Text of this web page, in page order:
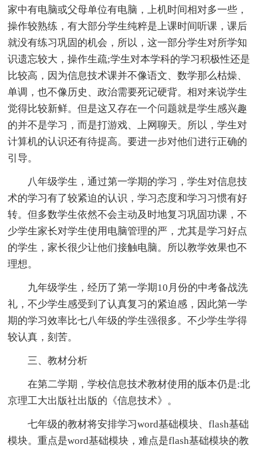
家中有电脑或父母单位有电脑，上机时间相对多一些，
操作较熟练，有大部分学生纯粹是上课时间听课，课后
就没有练习巩固的机会，所以，这一部分学生对所学知
识遗忘较大，操作生疏;学生对本学科的学习积极性还是
比较高，因为信息技术课并不像语文、数学那么枯燥、
单调，也不像历史、政治需要死记硬背。相对来说学生
觉得比较新鲜。但是这又存在一个问题就是学生感兴趣
的并不是学习，而是打游戏、上网聊天。所以，学生对
计算机的认识还有待提高。要进一步对他们进行正确的
引导。
八年级学生，通过第一学期的学习，学生对信息技
术的学习有了较紧迫的认识，学习态度和学习习惯有好
转。但多数学生依然不会主动及时地复习巩固功课，不
少学生家长对学生使用电脑管理的严，尤其是学习好点
的学生，家长很少让他们接触电脑。所以教学效果也不
理想。
九年级学生，经历了第一学期10月份的中考备战洗
礼，不少学生感受到了认真复习的紧迫感，因此第一学
期的学习效率比七八年级的学生强很多。不少学生学得
较认真，刻苦。
三、教材分析
在第二学期，学校信息技术教材使用的版本仍是:北
京理工大出版社出版的《信息技术》。
七年级的教材将安排学习word基础模块、flash基础
模块。重点是word基础模块，难点是flash基础模块的教